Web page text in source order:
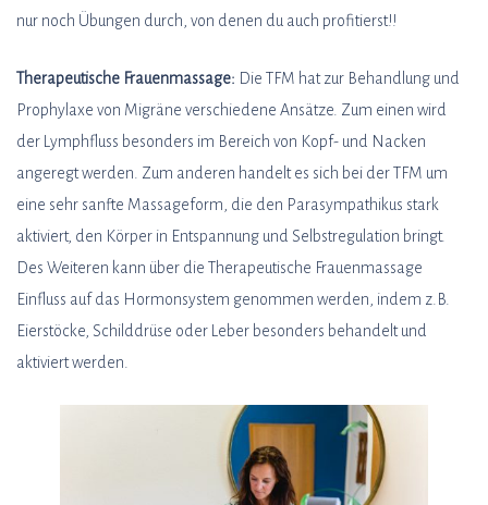
nur noch Übungen durch, von denen du auch profitierst!!
Therapeutische Frauenmassage: Die TFM hat zur Behandlung und
Prophylaxe von Migräne verschiedene Ansätze. Zum einen wird
der Lymphfluss besonders im Bereich von Kopf- und Nacken
angeregt werden. Zum anderen handelt es sich bei der TFM um
eine sehr sanfte Massageform, die den Parasympathikus stark
aktiviert, den Körper in Entspannung und Selbstregulation bringt.
Des Weiteren kann über die Therapeutische Frauenmassage
Einfluss auf das Hormonsystem genommen werden, indem z.B.
Eierstöcke, Schilddrüse oder Leber besonders behandelt und
aktiviert werden.